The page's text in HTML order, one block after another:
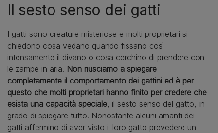
Il sesto senso dei gatti
I gatti sono creature misteriose e molti proprietari si
chiedono cosa vedano quando fissano così
intensamente il divano o cosa cerchino di prendere con
le zampe in aria. Non riusciamo a spiegare
completamente il comportamento dei gattini ed è per
questo che molti proprietari hanno finito per credere che
esista una capacità speciale , il sesto senso del gatto, in
grado di spiegare tutto. Nonostante alcuni amanti dei
gatti affermino di aver visto il loro gatto prevedere un